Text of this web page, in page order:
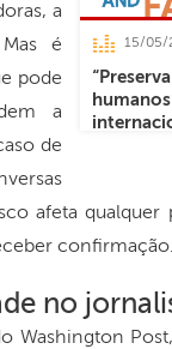
15/05/
a
é
pode
a
de
afeta qualquer
confirmação.
no
Washington